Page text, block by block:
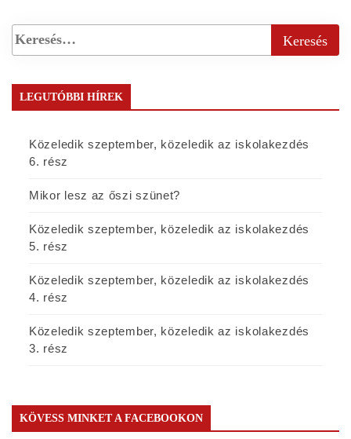
LEGUTÓBBI HÍREK
Közeledik szeptember, közeledik az iskolakezdés
6. rész
Mikor lesz az őszi szünet?
Közeledik szeptember, közeledik az iskolakezdés
5. rész
Közeledik szeptember, közeledik az iskolakezdés
4. rész
Közeledik szeptember, közeledik az iskolakezdés
3. rész
KÖVESS MINKET A FACEBOOKON